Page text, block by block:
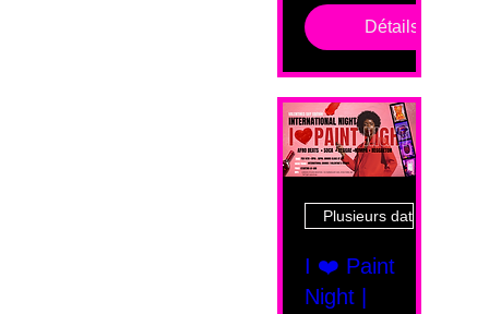
Détails
Plusieurs dates
I ❤️ Paint
Night |